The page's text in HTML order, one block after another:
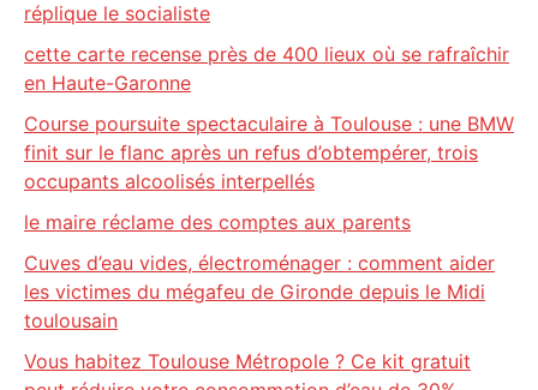
réplique le socialiste
cette carte recense près de 400 lieux où se rafraîchir
en Haute-Garonne
Course poursuite spectaculaire à Toulouse : une BMW
finit sur le flanc après un refus d’obtempérer, trois
occupants alcoolisés interpellés
le maire réclame des comptes aux parents
Cuves d’eau vides, électroménager : comment aider
les victimes du mégafeu de Gironde depuis le Midi
toulousain
Vous habitez Toulouse Métropole ? Ce kit gratuit